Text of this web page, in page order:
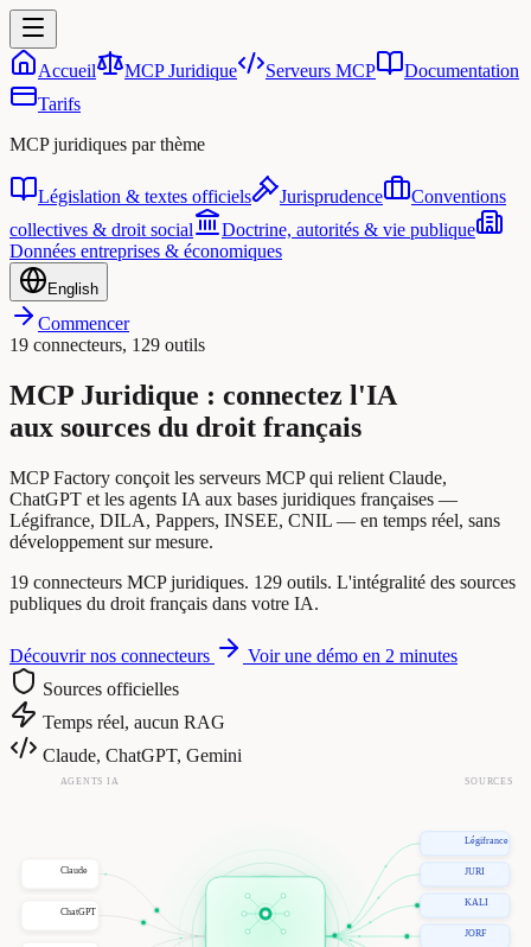
Accueil MCP Juridique Serveurs MCP
Documentation
Tarifs
MCP juridiques par thème
Législation & textes officiels Jurisprudence
Conventions
collectives & droit social
Doctrine, autorités & vie publique
Données entreprises & économiques
English
Commencer
19 connecteurs, 129 outils
MCP Juridique : connectez l'IA
aux sources du droit français
MCP Factory conçoit les serveurs MCP qui relient Claude,
ChatGPT et les agents IA aux bases juridiques françaises —
Légifrance, DILA, Pappers, INSEE, CNIL — en temps réel, sans
développement sur mesure.
19 connecteurs MCP juridiques. 129 outils. L'intégralité des sources
publiques du droit français dans votre IA.
Découvrir nos connecteurs
Voir une démo en 2 minutes
Sources officielles
Temps réel, aucun RAG
Claude, ChatGPT, Gemini
AGENTS IA SOURCES
Claude
ChatGPT
Légifrance
JURI
KALI
JORF